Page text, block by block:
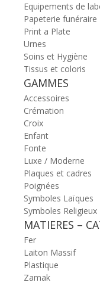
Equipements de
Papeterie funéraire
Print a Plate
Urnes
Soins et Hygiène
Tissus et coloris
GAMMES
Accessoires
Crémation
Croix
Enfant
Fonte
Luxe / Moderne
Plaques et cadres
Poignées
Symboles Laïques
Symboles Religieux
MATIERES –
Fer
Laiton Massif
Plastique
Zamak